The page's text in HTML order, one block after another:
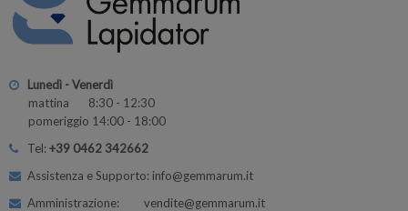
Lunedì - Venerdì
mattina 8:30 - 12:30
pomeriggio 14:00 - 18:00
Tel:+39 0462 342662
Assistenza e Supporto: info@gemmarum.it
Amministrazione: vendite@gemmarum.it